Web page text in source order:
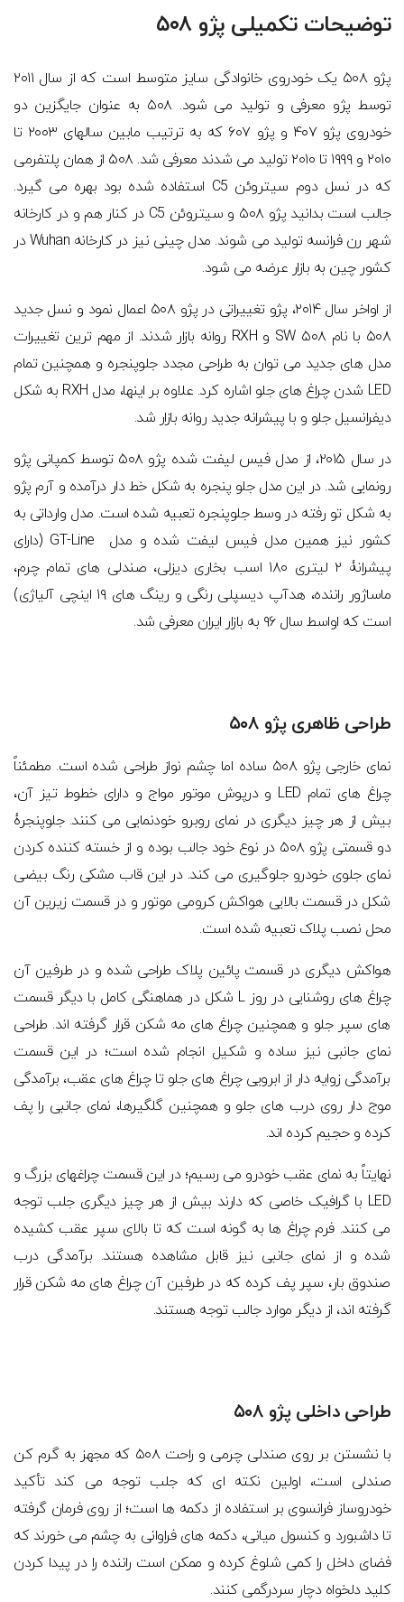
توضیحات تکمیلی پژو ۵۰۸
پژو ۵۰۸ یک خودروی خانوادگی سایز متوسط است که از سال ۲۰۱۱
توسط پژو معرفی و تولید می شود. ۵۰۸ به عنوان جایگزین دو
خودروی پژو ۴۰۷ و پژو ۶۰۷ که به ترتیب مابین سالهای ۲۰۰۳ تا
۲۰۱۰ و ۱۹۹۹ تا ۲۰۱۰ تولید می شدند معرفی شد. ۵۰۸ از همان پلتفرمی
که در نسل دوم سیتروئن C5 استفاده شده بود بهره می گیرد.
جالب است بدانید پژو ۵۰۸ و سیتروئن C5 در کنار هم و در کارخانه
شهر رن فرانسه تولید می شوند. مدل چینی نیز در کارخانه Wuhan در
کشور چین به بازار عرضه می شود.
از اواخر سال ۲۰۱۴، پژو تغییراتی در پژو ۵۰۸ اعمال نمود و نسل جدید
۵۰۸ با نام ۵۰۸ SW و RXH روانه بازار شدند. از مهم ترین تغییرات
مدل های جدید می توان به طراحی مجدد جلوپنجره و همچنین تمام
LED شدن چراغ های جلو اشاره کرد. علاوه بر اینها، مدل RXH به شکل
دیفرانسیل جلو و با پیشرانه جدید روانه بازار شد.
در سال ۲۰۱۵، از مدل فیس لیفت شده پژو ۵۰۸ توسط کمپانی پژو
رونمایی شد. در این مدل جلو پنجره به شکل خط دار درآمده و آرم پژو
به شکل تو رفته در وسط جلوپنجره تعبیه شده است. مدل وارداتی به
کشور نیز همین مدل فیس لیفت شده و مدل GT-Line (دارای
پیشرانۀ ۲ لیتری ۱۸۰ اسب بخاری دیزلی، صندلی های تمام چرم،
ماساژور راننده، هدآپ دیسپلی رنگی و رینگ های ۱۹ اینچی آلیاژی)
است که اواسط سال ۹۶ به بازار ایران معرفی شد.
طراحی ظاهری پژو ۵۰۸
نمای خارجی پژو ۵۰۸ ساده اما چشم نواز طراحی شده است. مطمئناً
چراغ های تمام LED و درپوش موتور مواج و دارای خطوط تیز آن،
بیش از هر چیز دیگری در نمای روبرو خودنمایی می کنند. جلوپنجرۀ
دو قسمتی پژو ۵۰۸ در نوع خود جالب بوده و از خسته کننده کردن
نمای جلوی خودرو جلوگیری می کند. در این قاب مشکی رنگ بیضی
شکل در قسمت بالایی هواکش کرومی موتور و در قسمت زیرین آن
محل نصب پلاک تعبیه شده است.
هواکش دیگری در قسمت پائین پلاک طراحی شده و در طرفین آن
چراغ های روشنایی در روز L شکل در هماهنگی کامل با دیگر قسمت
های سپر جلو و همچنین چراغ های مه شکن قرار گرفته اند. طراحی
نمای جانبی نیز ساده و شکیل انجام شده است؛ در این قسمت
برآمدگی زوایه دار از ابرویی چراغ های جلو تا چراغ های عقب، برآمدگی
موج دار روی درب های جلو و همچنین گلگیرها، نمای جانبی را پف
کرده و حجیم کرده اند.
نهایتاً به نمای عقب خودرو می رسیم؛ در این قسمت چراغهای بزرگ و
LED با گرافیک خاصی که دارند بیش از هر چیز دیگری جلب توجه
می کنند. فرم چراغ ها به گونه است که تا بالای سپر عقب کشیده
شده و از نمای جانبی نیز قابل مشاهده هستند. برآمدگی درب
صندوق بار، سپر پف کرده که در طرفین آن چراغ های مه شکن قرار
گرفته اند، از دیگر موارد جالب توجه هستند.
طراحی داخلی پژو ۵۰۸
با نشستن بر روی صندلی چرمی و راحت ۵۰۸ که مجهز به گرم کن
صندلی است، اولین نکته ای که جلب توجه می کند تأکید
خودروساز فرانسوی بر استفاده از دکمه ها است؛ از روی فرمان گرفته
تا داشبورد و کنسول میانی، دکمه های فراوانی به چشم می خورند که
فضای داخل را کمی شلوغ کرده و ممکن است راننده را در پیدا کردن
کلید دلخواه دچار سردرگمی کنند.